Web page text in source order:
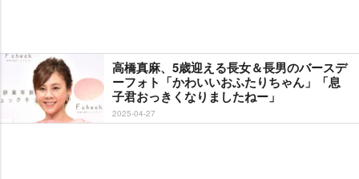
高橋真麻、5歳迎える長女＆長男のバースデ
ーフォト「かわいいおふたりちゃん」「息
子君おっきくなりましたねー」
2025-04-27